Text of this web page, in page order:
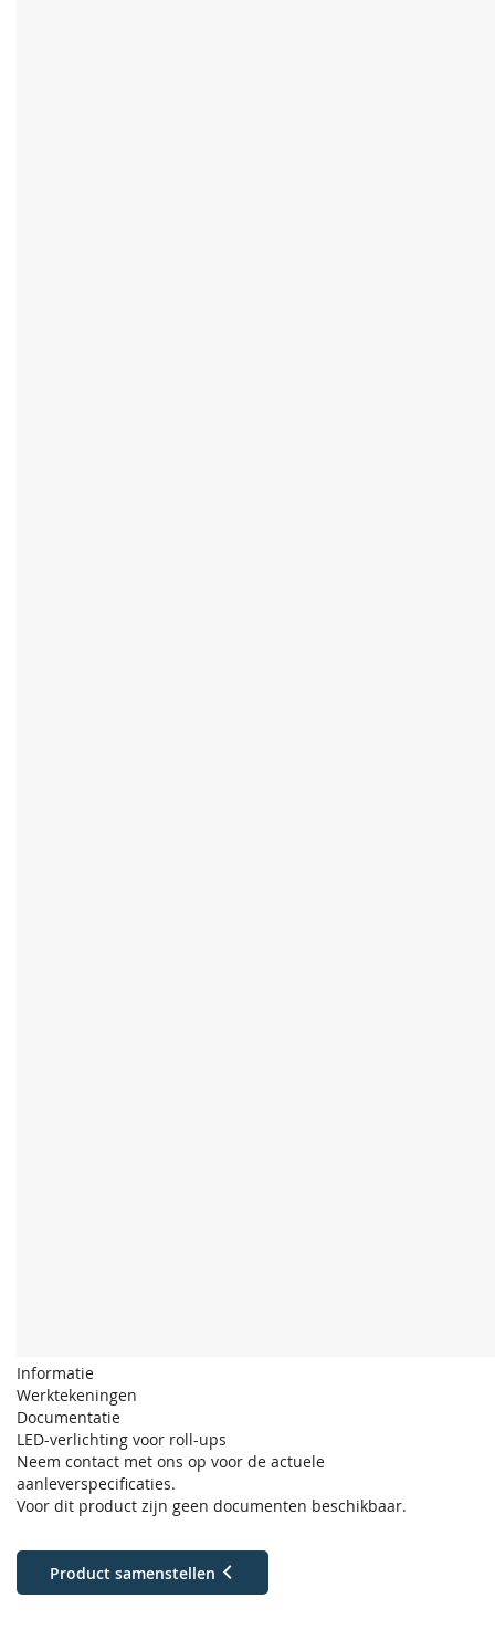
Informatie
Werktekeningen
Documentatie
LED-verlichting voor roll-ups
Neem contact met ons op voor de actuele
aanleverspecificaties.
Voor dit product zijn geen documenten beschikbaar.
Product samenstellen